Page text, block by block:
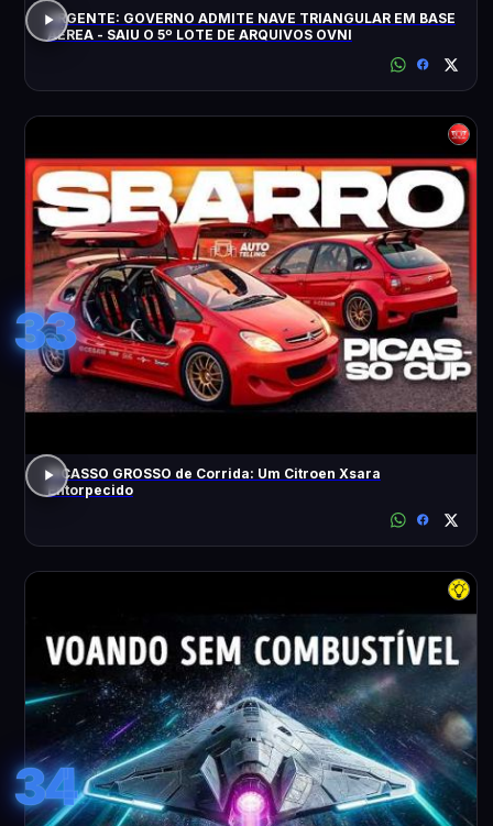
URGENTE: GOVERNO ADMITE NAVE TRIANGULAR EM BASE
AÉREA - SAIU O 5º LOTE DE ARQUIVOS OVNI
33
PICASSO GROSSO de Corrida: Um Citroen Xsara
Entorpecido
34